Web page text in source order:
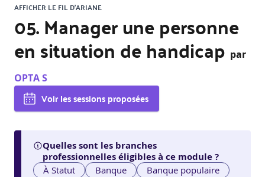
AFFICHER LE FIL D'ARIANE
05. Manager une personne
en situation de handicap par
OPTA S
Voir les sessions proposées
Quelles sont les branches
professionnelles éligibles à ce module ?
À Statut Banque
Banque populaire